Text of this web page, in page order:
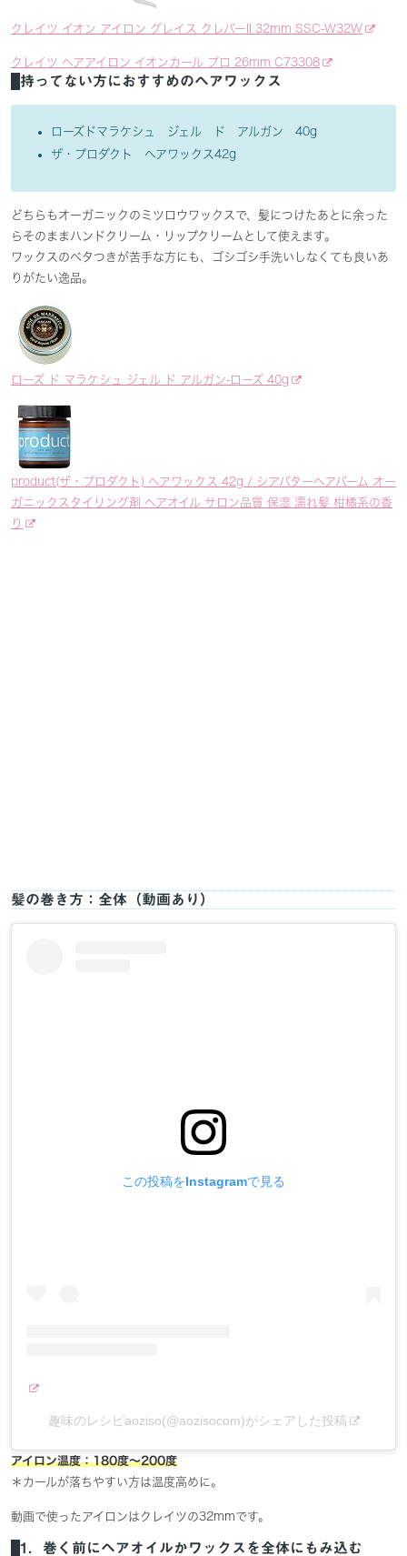
クレイツ イオン アイロン グレイス クレバーII 32mm SSC-W32W
クレイツ ヘアアイロン イオンカール プロ 26mm C73308
持ってない方におすすめのヘアワックス
ローズドマラケシュ ジェル ド アルガン 40g
ザ・プロダクト ヘアワックス42g
どちらもオーガニックのミツロウワックスで、髪につけたあとに余った
らそのままハンドクリーム・リップクリームとして使えます。
ワックスのベタつきが苦手な方にも、ゴシゴシ手洗いしなくても良いあ
りがたい逸品。
ローズ ド マラケシュ ジェル ド アルガン-ローズ 40g
product(ザ・プロダクト) ヘアワックス 42g / シアバターヘアバーム オー
ガニックスタイリング剤 ヘアオイル サロン品質 保湿 濡れ髪 柑橘系の香
り
髪の巻き方：全体（動画あり）
この投稿をInstagramで見る
趣味のレシピaoziso(@aozisocom)がシェアした投稿
アイロン温度：180度〜200度
＊カールが落ちやすい方は温度高めに。
動画で使ったアイロンはクレイツの32mmです。
1．巻く前にヘアオイルかワックスを全体にもみ込む